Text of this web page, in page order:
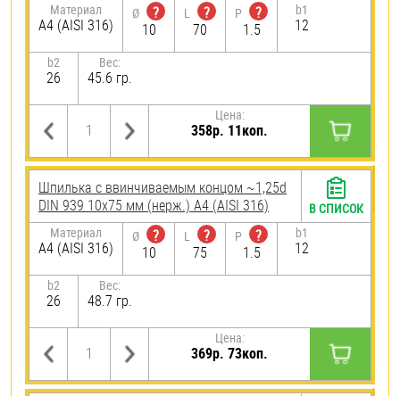
Материал
A4 (AISI 316)
Ø
?
10
L
?
70
P
?
1.5
b1
12
b2
26
Вес:
45.6 гр.
Цена:
358р. 11коп.
Шпилька c ввинчиваемым концом ~1,25d
DIN 939 10х75 мм (нерж.) A4 (AISI 316)
Материал
A4 (AISI 316)
Ø
?
10
L
?
75
P
?
1.5
b1
12
b2
26
Вес:
48.7 гр.
Цена:
369р. 73коп.
В СПИСОК